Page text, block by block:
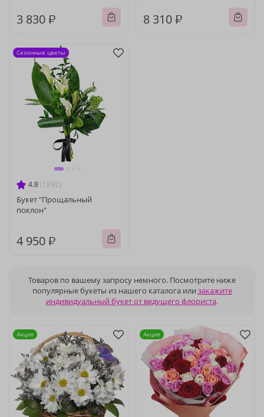
3 830 ₽ 8 310 ₽
4.8 (1892)
Букет "Прощальный
поклон"
4 950 ₽
Сезонные цветы
Товаров по вашему запросу немного. Посмотрите ниже
популярные букеты из нашего каталога или закажите
индивидуальный букет от ведущего флориста.
Акция Акция